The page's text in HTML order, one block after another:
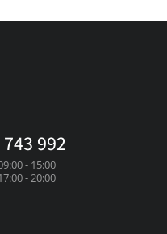
992
- 15:00
- 20:00